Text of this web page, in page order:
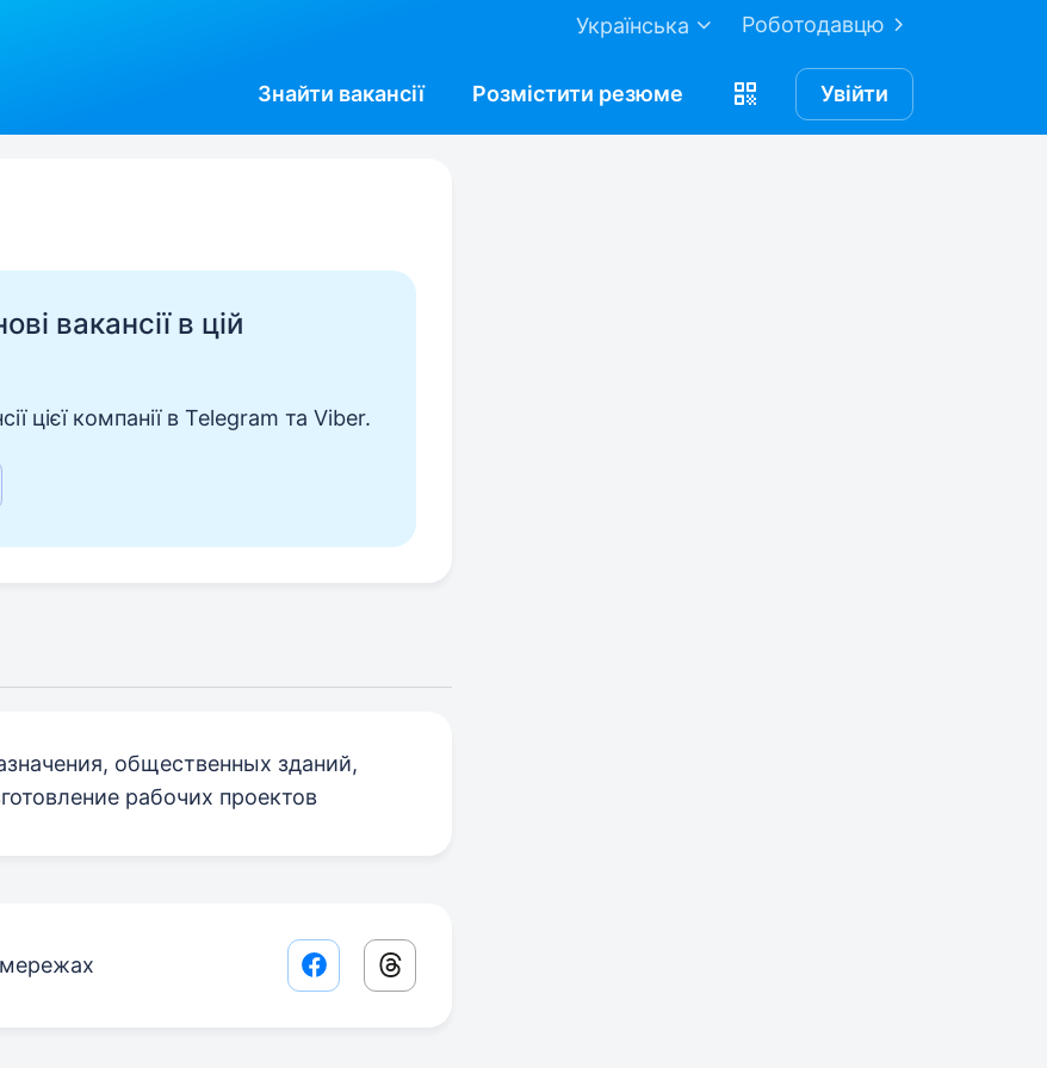
Роботодавцю
Українська
Знайти вакансії Розмістити резюме Увійти
вакансії в цій
цієї компанії в Telegram та Viber.
общественных зданий,
рабочих проектов
мережах Facebook share link
Threads share link